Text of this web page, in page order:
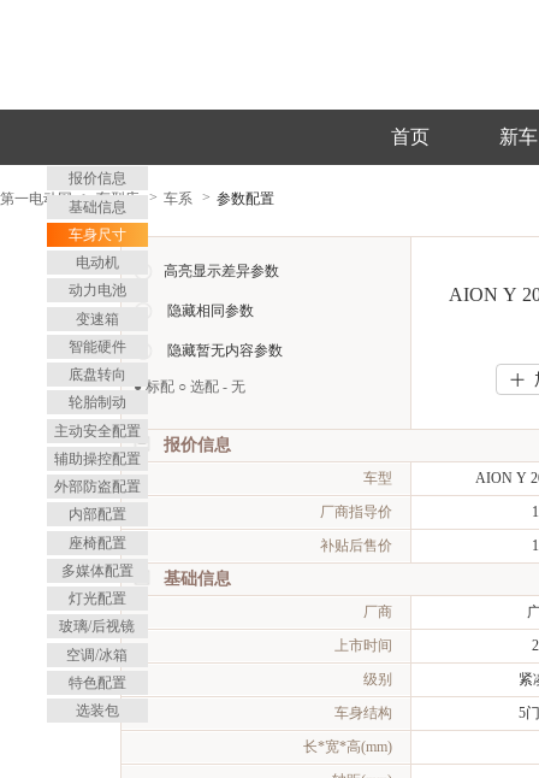
首页 新车
第一电动网 车型库 车系 参数配置
高亮显示差异参数
隐藏相同参数
隐藏暂无内容参数
● 标配 ○ 选配 - 无
AION Y
报价信息
车型
AION Y
厂商指导价
补贴后售价
基础信息
厂商
上市时间
级别
紧
车身结构
5
长*宽*高(mm)
报价信息
基础信息
车身尺寸
电动机
动力电池
变速箱
智能硬件
底盘转向
轮胎制动
主动安全配置
辅助操控配置
外部防盗配置
内部配置
座椅配置
多媒体配置
灯光配置
玻璃/后视镜
空调/冰箱
特色配置
选装包